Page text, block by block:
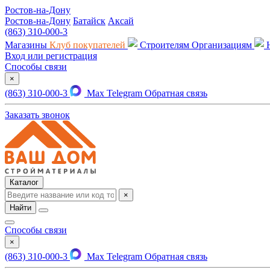
Ростов-на-Дону
Ростов-на-Дону Батайск Аксай
(863) 310-000-3
Магазины Клуб покупателей Строителям Организациям
Вход или регистрация
Способы связи
×
(863) 310-000-3 Max Telegram Обратная связь
Заказать звонок
Каталог
×
Найти
Способы связи
×
(863) 310-000-3 Max Telegram Обратная связь